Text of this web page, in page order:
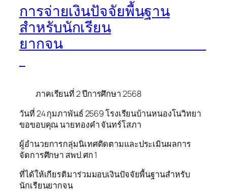
การจ่ายเงินปัจจัยพื้นฐาน
สำหรับนักเรียน
ยากจน
ภาคเรียนที่ 2 ปีการศึกษา 2568
วันที่ 24 กุมภาพันธ์ 2569 โรงเรียนบ้านหนองโนวิทยา
ขอขอบคุณ นายทองคำ จันทร์โสภา
ผู้อำนวยการกลุ่มนิเทศติดตามและประเมินผลการ
จัดการศึกษา สพป.ศก 1
ที่ได้ให้เกียรติมาร่วมมอบเงินปัจจัยพื้นฐานสำหรับ
นักเรียนยากจน